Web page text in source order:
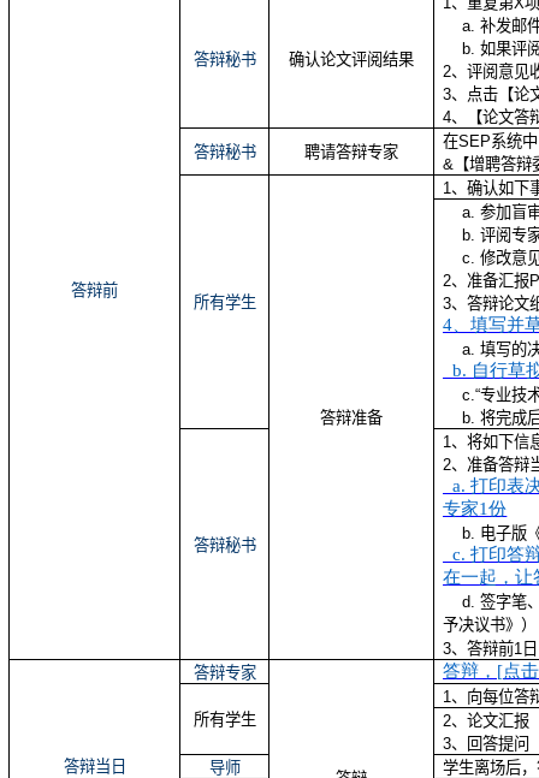
答辩前
答辩秘书 确认论文评阅结果
a.补发邮
b.如果评
2、评阅意见
3、点击【论
4、【论文答
答辩秘书
聘请答辩专家
在SEP系统
& 【增聘答
所有学生
答辩准备
1、确认如下
a.参加盲
b.评阅专
c.修改意
2、准备汇报
3、答辩论文
4 、填写并
a.填写的
b. 自行草
c.“专业技
b.将完成
答辩秘书
1、将如下信
2、准备答辩
a.打印表
专家1份
b. 电子版
c.打印答
在一起，让
d.签字笔
予决议书》）
3、答辩前1
答辩当日
答辩专家 答辩，[点
所有学生
1、向每位答
2、论文汇报
3、回答提问
导师
学生离场后